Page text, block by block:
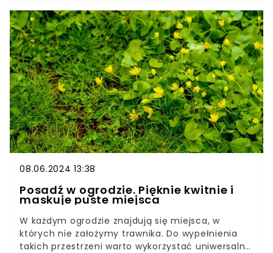
czerwce. Walkę z nimi warto zacząć
natychmiast.Te niewielkie owady potrafią być
niezwykle uciążliwe, a ich zwalczanie wymaga
czasu i determinacji. Nie musimy jednak sięgać
po chemie. Wystarczą domowe sposoby, by
pozbyć się czerwców raz na zawsze.
08.06.2024 13:38
Posadź w ogrodzie. Pięknie kwitnie i
maskuje puste miejsca
W każdym ogrodzie znajdują się miejsca, w
których nie założymy trawnika. Do wypełnienia
takich przestrzeni warto wykorzystać uniwersalne